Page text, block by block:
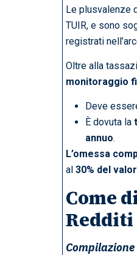
Le plusvalenze
TUIR, e sono
registrati
Oltre alla
monitoraggio
Deve
È dovuta la
annuo.
L’omessa
al 30% del
Come
Redditi